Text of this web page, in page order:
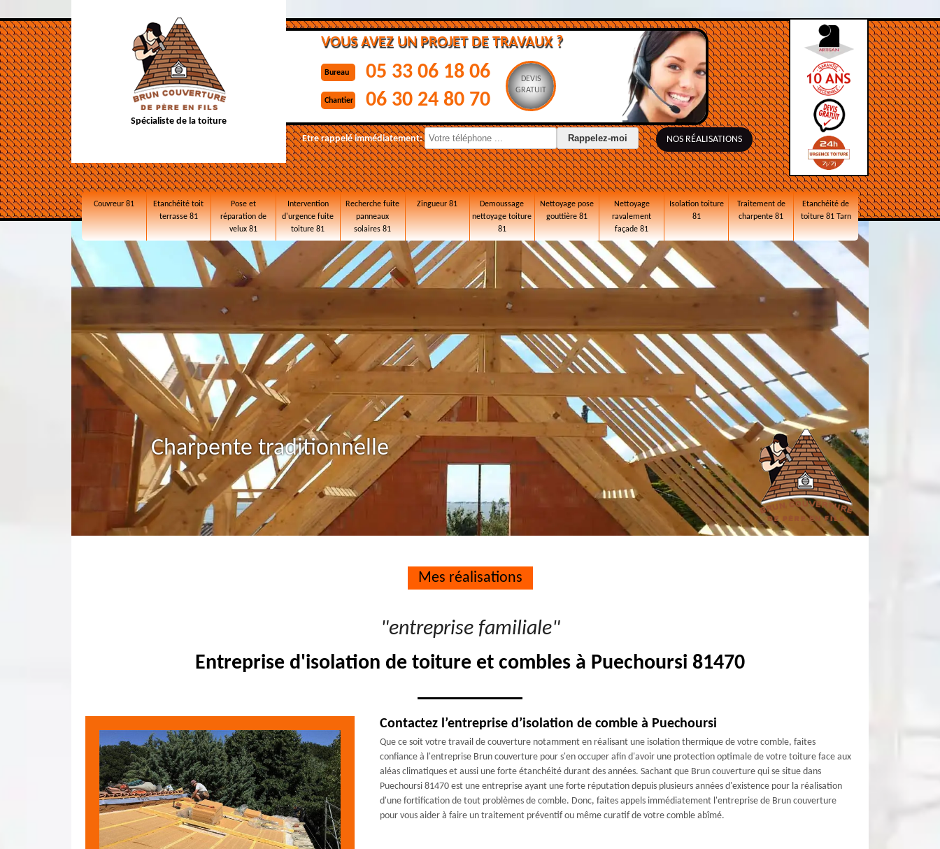
Spécialiste de la toiture
VOUS AVEZ UN PROJET DE TRAVAUX ?
Bureau 05 33 06 18 06
Chantier 06 30 24 80 70
DEVIS
GRATUIT
Etre rappelé immédiatement: NOS RÉALISATIONS
Couvreur 81
Etanchéité toit
terrasse 81
Pose et
réparation de
velux 81
Intervention
d'urgence fuite
toiture 81
Recherche fuite
panneaux
solaires 81
Zingueur 81
Demoussage
nettoyage toiture
81
Nettoyage pose
gouttière 81
Nettoyage
ravalement
façade 81
Isolation toiture
81
Traitement de
charpente 81
Etanchéité de
toiture 81 Tarn
Charpente traditionnelle
Mes réalisations
"entreprise familiale"
Entreprise d'isolation de toiture et combles à Puechoursi 81470
Contactez l’entreprise d’isolation de comble à Puechoursi
Que ce soit votre travail de couverture notamment en réalisant une isolation thermique de votre comble, faites
confiance à l'entreprise Brun couverture pour s'en occuper afin d'avoir une protection optimale de votre toiture face aux
aléas climatiques et aussi une forte étanchéité durant des années. Sachant que Brun couverture qui se situe dans
Puechoursi 81470 est une entreprise ayant une forte réputation depuis plusieurs années d'existence pour la réalisation
d'une fortification de tout problèmes de comble. Donc, faites appels immédiatement l'entreprise de Brun couverture
pour vous aider à faire un traitement préventif ou même curatif de votre comble abîmé.